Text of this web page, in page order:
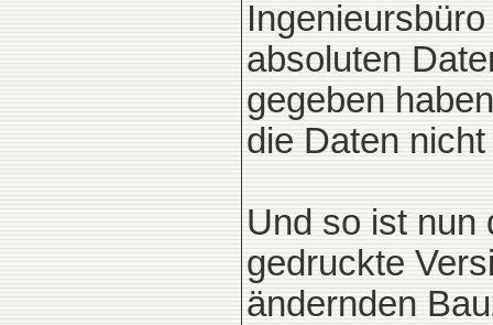
absoluten
gegeben
die Daten
Und so ist nun
gedruckte
ändernden